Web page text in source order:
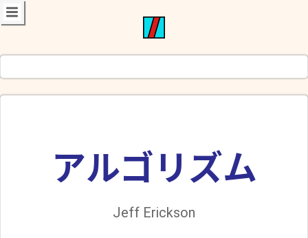
アルゴリズム
Jeff Erickson